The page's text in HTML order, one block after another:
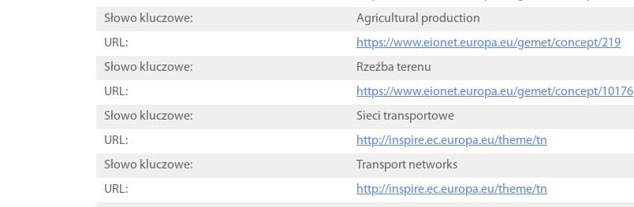
Słowo kluczowe:
Agricultural production
URL:
https://www.eionet.europa.eu/gemet/concept/219
Słowo kluczowe:
Rzeźba terenu
URL:
https://www.eionet.europa.eu/gemet/concept/10176
Słowo kluczowe:
Sieci transportowe
URL:
http://inspire.ec.europa.eu/theme/tn
Słowo kluczowe:
Transport networks
URL:
http://inspire.ec.europa.eu/theme/tn